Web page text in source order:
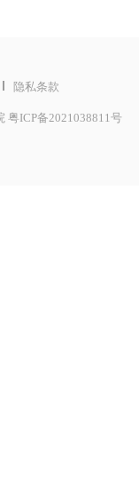
隐私条款
粤ICP备2021038811号